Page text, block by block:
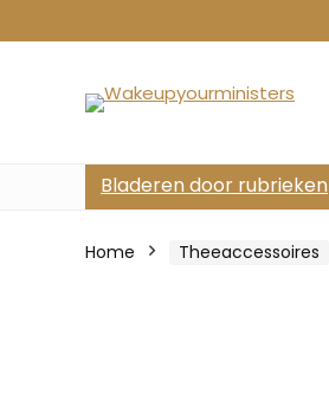
Bladeren door rubrieken
Home Theeaccessoires